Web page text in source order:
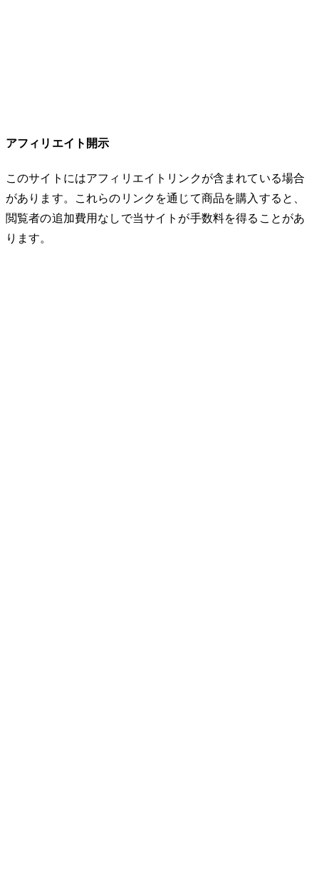
アフィリエイト開示
このサイトにはアフィリエイトリンクが含まれている場合
があります。これらのリンクを通じて商品を購入すると、
閲覧者の追加費用なしで当サイトが手数料を得ることがあ
ります。